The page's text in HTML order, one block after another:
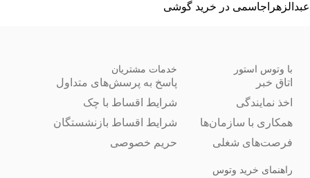
عبدالزهراجاسمی در خرید گوشی
با وتوس استور
اتاق خبر
اخذ نمایندگی
همکاری با سازمان‌ها
فرصت‌های شغلی
خدمات مشتریان
پاسخ به پرسش‌های متداول
شرایط اقساط با چک
شرایط اقساط بازنشستگان
حریم خصوصی
راهنمای خرید وتوس